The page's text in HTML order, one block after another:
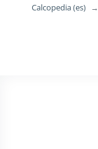
Calcopedia (es) →